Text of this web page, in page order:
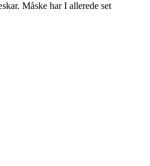
Måske har I allerede set